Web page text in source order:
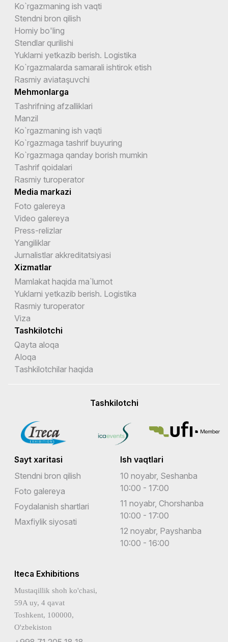
Ko`rgazmaning ish vaqti
Stendni bron qilish
Homiy bo'ling
Stendlar qurilishi
Yuklarni yetkazib berish. Logistika
Ko`rgazmalarda samarali ishtirok etish
Rasmiy aviataşuvchi
Mehmonlarga
Tashrifning afzalliklari
Manzil
Ko`rgazmaning ish vaqti
Ko`rgazmaga tashrif buyuring
Ko`rgazmaga qanday borish mumkin
Tashrif qoidalari
Rasmiy turoperator
Media markazi
Foto galereya
Video galereya
Press-relizlar
Yangiliklar
Jurnalistlar akkreditatsiyasi
Xizmatlar
Mamlakat haqida ma`lumot
Yuklarni yetkazib berish. Logistika
Rasmiy turoperator
Viza
Tashkilotchi
Qayta aloqa
Aloqa
Tashkilotchilar haqida
Tashkilotchi
Sayt xaritasi
Stendni bron qilish
Foto galereya
Foydalanish shartlari
Maxfiylik siyosati
Ish vaqtlari
10 noyabr, Seshanba
10:00 - 17:00
11 noyabr, Chorshanba
10:00 - 17:00
12 noyabr, Payshanba
10:00 - 16:00
Iteca Exhibitions
Mustaqillik shoh ko'chasi,
59A uy, 4 qavat
Toshkent, 100000,
O'zbekiston